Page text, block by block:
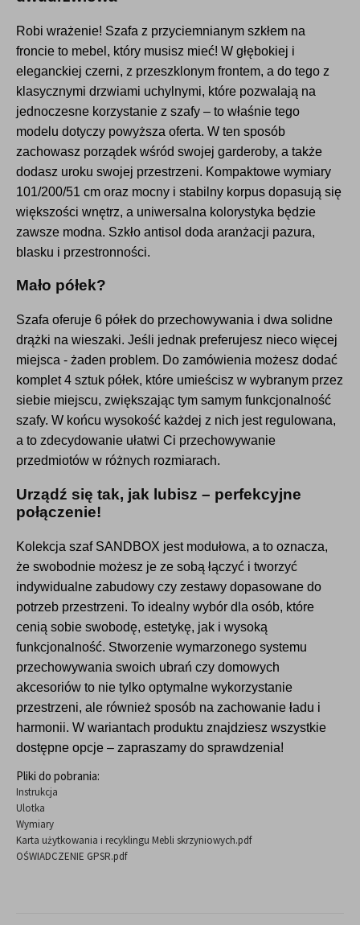
Robi wrażenie! Szafa z przyciemnianym szkłem na
froncie to mebel, który musisz mieć! W głębokiej i
eleganckiej czerni, z przeszklonym frontem, a do tego z
klasycznymi drzwiami uchylnymi, które pozwalają na
jednoczesne korzystanie z szafy – to właśnie tego
modelu dotyczy powyższa oferta. W ten sposób
zachowasz porządek wśród swojej garderoby, a także
dodasz uroku swojej przestrzeni. Kompaktowe wymiary
101/200/51 cm oraz mocny i stabilny korpus dopasują się
większości wnętrz, a uniwersalna kolorystyka będzie
zawsze modna. Szkło antisol doda aranżacji pazura,
blasku i przestronności.
Mało półek?
Szafa oferuje 6 półek do przechowywania i dwa solidne
drążki na wieszaki. Jeśli jednak preferujesz nieco więcej
miejsca - żaden problem. Do zamówienia możesz dodać
komplet 4 sztuk półek, które umieścisz w wybranym przez
siebie miejscu, zwiększając tym samym funkcjonalność
szafy. W końcu wysokość każdej z nich jest regulowana,
a to zdecydowanie ułatwi Ci przechowywanie
przedmiotów w różnych rozmiarach.
Urządź się tak, jak lubisz – perfekcyjne
połączenie!
Kolekcja szaf SANDBOX jest modułowa, a to oznacza,
że swobodnie możesz je ze sobą łączyć i tworzyć
indywidualne zabudowy czy zestawy dopasowane do
potrzeb przestrzeni. To idealny wybór dla osób, które
cenią sobie swobodę, estetykę, jak i wysoką
funkcjonalność. Stworzenie wymarzonego systemu
przechowywania swoich ubrań czy domowych
akcesoriów to nie tylko optymalne wykorzystanie
przestrzeni, ale również sposób na zachowanie ładu i
harmonii. W wariantach produktu znajdziesz wszystkie
dostępne opcje – zapraszamy do sprawdzenia!
Pliki do pobrania:
Instrukcja
Ulotka
Wymiary
Karta użytkowania i recyklingu Mebli skrzyniowych.pdf
OŚWIADCZENIE GPSR.pdf